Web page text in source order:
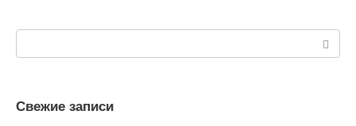
Свежие записи